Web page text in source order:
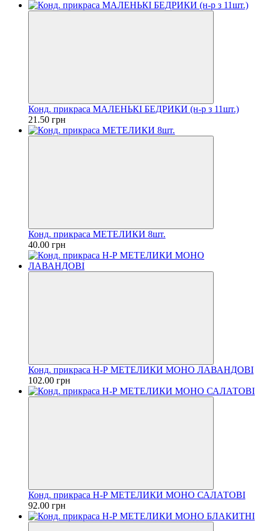
Конд. прикраса МАЛЕНЬКІ БЕДРИКИ (н-р з 11шт.)
21.50 грн
Конд. прикраса МЕТЕЛИКИ 8шт.
40.00 грн
Конд. прикраса Н-Р МЕТЕЛИКИ МОНО ЛАВАНДОВІ
102.00 грн
Конд. прикраса Н-Р МЕТЕЛИКИ МОНО САЛАТОВІ
92.00 грн